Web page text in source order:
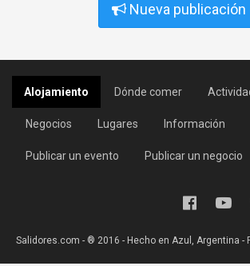
Nueva publicación
Alojamiento Dónde comer
Negocios Lugares Información
Publicar un evento Publicar un negocio
Salidores.com - ® 2016 - Hecho en Azul, Argentina -